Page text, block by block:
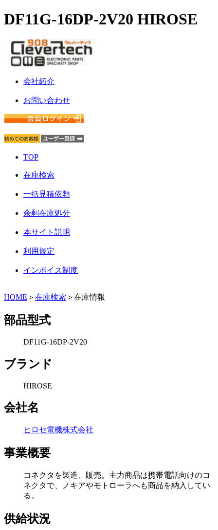
DF11G-16DP-2V20 HIROSE
会社紹介
お問い合わせ
TOP
在庫検索
一括見積依頼
余剰在庫処分
本サイト説明
利用規定
インボイス制度
HOME ＞ 在庫検索 ＞在庫情報
部品型式
DF11G-16DP-2V20
ブランド
HIROSE
会社名
ヒロセ電機株式会社
事業概要
コネクタを製造、販売。主力商品は携帯電話向けのコ
ネクタで、ノキアやモトローラへも商品を納入してい
る。
供給状況